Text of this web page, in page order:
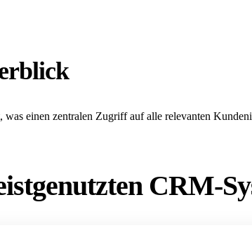
einen zentralen Zugriff auf alle relevanten
CRM-